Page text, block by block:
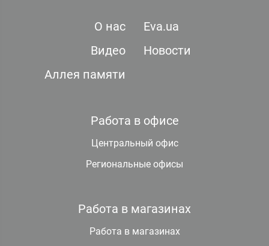
О нас
Eva.ua
Видео
Новости
Аллея памяти
Работа в офисе
Центральный офис
Региональные офисы
Работа в магазинах
Работа в магазинах